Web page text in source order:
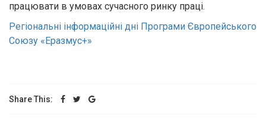
працювати в умовах сучасного ринку праці.
Регіональні інформаційні дні Програми Європейського
Союзу «Еразмус+»
Share This: